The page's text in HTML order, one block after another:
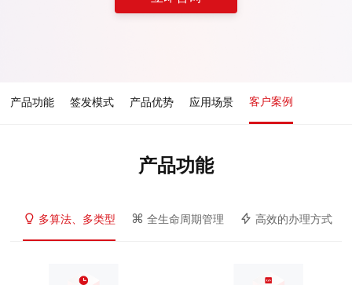
产品功能 签发模式 产品优势 应用场景 客户案例
产品功能
多算法、多类型 全生命周期管理 高效的办理方式